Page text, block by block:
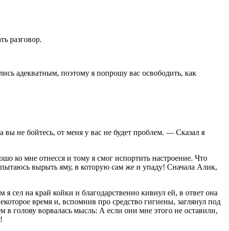
разговор.
адекватным, поэтому я попрошу вас освободить, как
не бойтесь, от меня у вас не будет проблем. — Сказал я
ко мне отнесся и тому я смог испортить настроение. Что
вырыть яму, в которую сам же и упаду! Сначала Алик,
сел на край койки и благодарственно кивнул ей, в ответ она
время и, вспомнив про средство гигиены, заглянул под
голову ворвалась мысль: А если они мне этого не оставили,